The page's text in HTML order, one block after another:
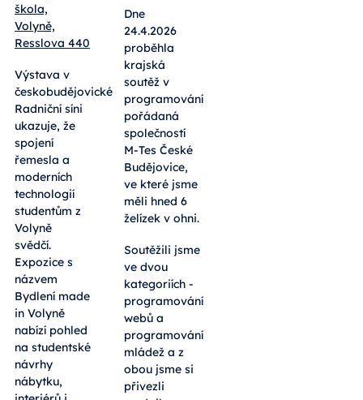
škola,
Volyně,
Resslova 440
Výstava v
českobudějovické
Radniční síni
ukazuje, že
spojení
řemesla a
moderních
technologií
studentům z
Volyně
svědčí.
Expozice s
názvem
Bydlení made
in Volyně
nabízí pohled
na studentské
návrhy
nábytku,
Dne
24.4.2026
proběhla
krajská
soutěž v
programování
pořádaná
společností
M-Tes České
Budějovice,
ve které jsme
měli hned 6
želízek v ohni.
Soutěžili jsme
ve dvou
kategoriích -
programování
webů a
programování
mládež a z
obou jsme si
přivezli